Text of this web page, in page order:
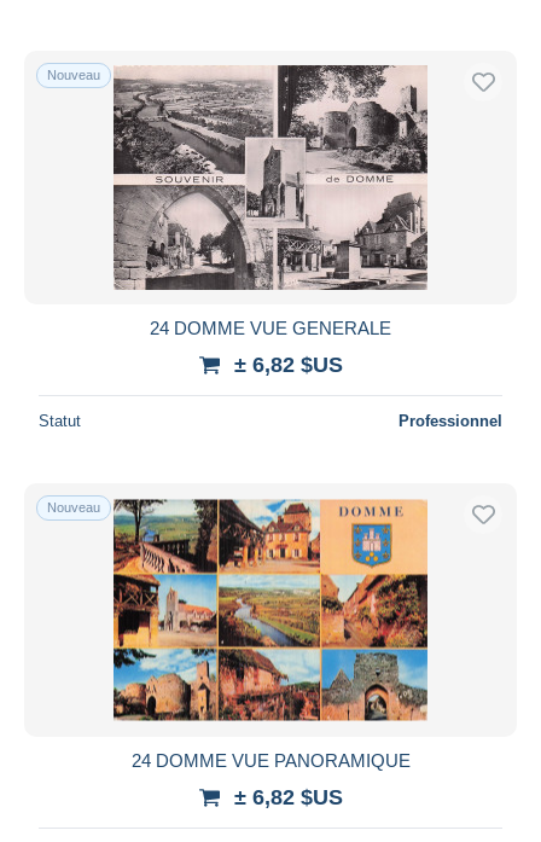
Nouveau
24 DOMME VUE GENERALE
± 6,82 $US
Statut Professionnel
Nouveau
24 DOMME VUE PANORAMIQUE
± 6,82 $US